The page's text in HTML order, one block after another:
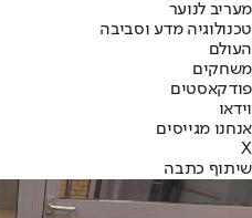
מעריב לנוער
טכנולוגיה מדע וסביבה
העולם
משחקים
פודקאסטים
וידאו
אנחנו מגייסים
X
שיתוף כתבה